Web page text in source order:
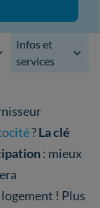
Infos et
services
?La clé
: mieux
! Plus